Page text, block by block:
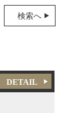
検索へ
DETAIL